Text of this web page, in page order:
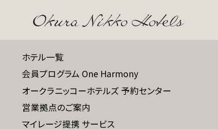
ホテル一覧
会員プログラム One Harmony
オークラニッコーホテルズ 予約センター
営業拠点のご案内
マイレージ提携 サービス